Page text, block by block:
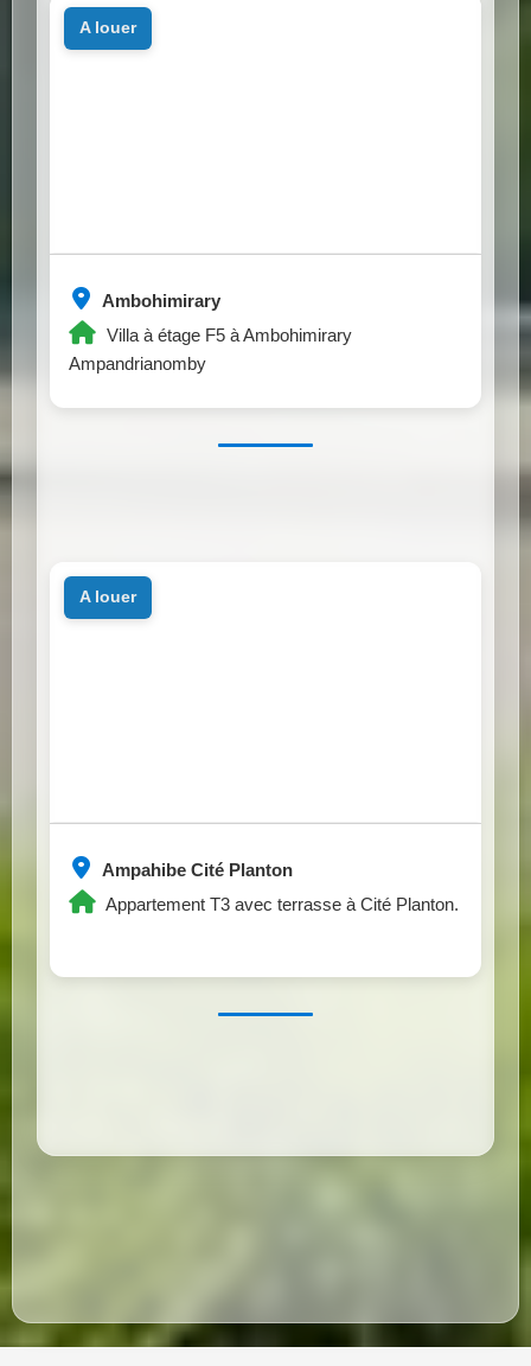
Ambohimirary
Villa à étage F5 à Ambohimirary
Ampandrianomby
a louer
Ampahibe Cité Planton
Appartement T3 avec terrasse à Cité Planton.
a louer